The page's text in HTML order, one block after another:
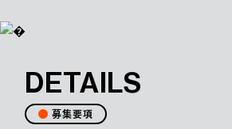
DETAILS
募集要項